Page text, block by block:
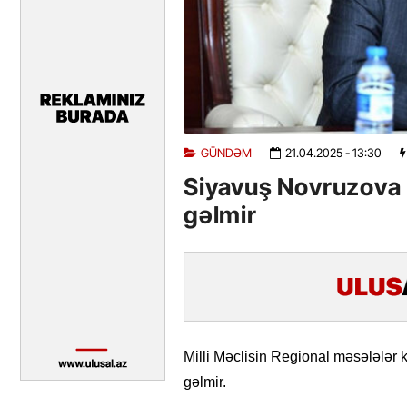
GÜNDƏM 21.04.2025- 13:30
Siyavuş Novruzova
gəlmir
Milli Məclisin Regional məsələlər
gəlmir.